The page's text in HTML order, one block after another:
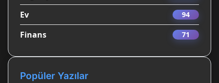
Ev 94
Finans 71
Popüler Yazılar